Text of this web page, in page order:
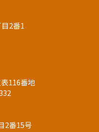
2番1
116番地
2番15号